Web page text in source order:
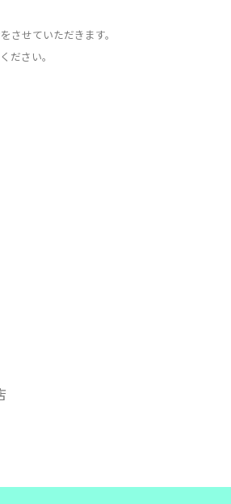
せていただきます。
ださい。